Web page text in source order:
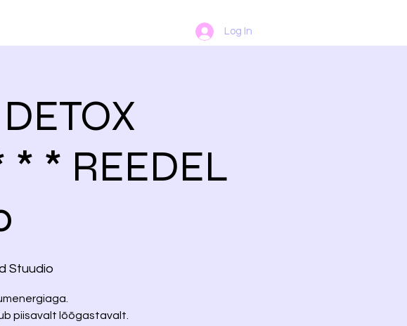
Log In
* REEDEL
Stuudio
piisavalt lõõgastavalt.